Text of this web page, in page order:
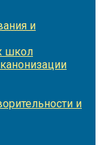
и
школ
и